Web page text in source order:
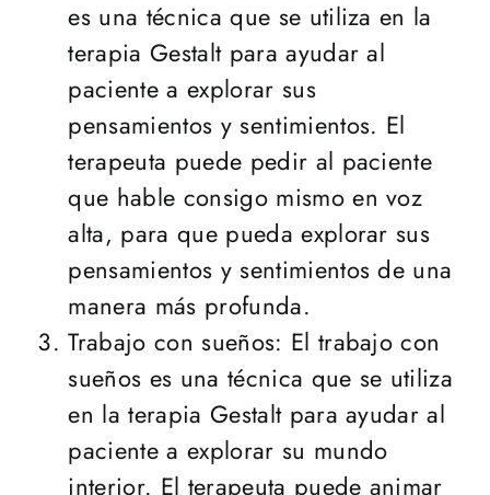
es una técnica que se utiliza en la
terapia Gestalt para ayudar al
paciente a explorar sus
pensamientos y sentimientos. El
terapeuta puede pedir al paciente
que hable consigo mismo en voz
alta, para que pueda explorar sus
pensamientos y sentimientos de una
manera más profunda.
Trabajo con sueños: El trabajo con
sueños es una técnica que se utiliza
en la terapia Gestalt para ayudar al
paciente a explorar su mundo
interior. El terapeuta puede animar